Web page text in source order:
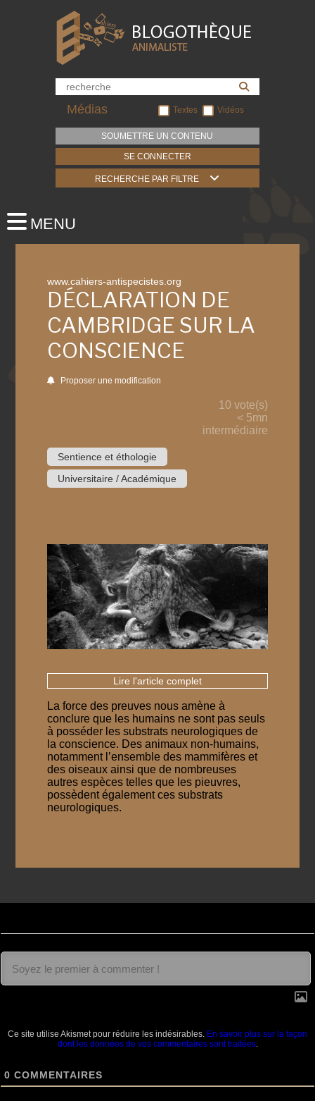
Médias Textes Vidéos
SOUMETTRE UN CONTENU
SE CONNECTER
RECHERCHE PAR FILTRE
www.cahiers-antispecistes.org
DÉCLARATION DE
CAMBRIDGE SUR LA
CONSCIENCE
Proposer une modification
10 vote(s)
< 5mn
intermédiaire
Sentience et éthologie
Universitaire / Académique
Lire l'article complet
La force des preuves nous amène à
conclure que les humains ne sont pas seuls
à posséder les substrats neurologiques de
la conscience. Des animaux non-humains,
notamment l’ensemble des mammifères et
des oiseaux ainsi que de nombreuses
autres espèces telles que les pieuvres,
possèdent également ces substrats
neurologiques.
Ce site utilise Akismet pour réduire les indésirables. En savoir plus sur la façon
dont les données de vos commentaires sont traitées.
0 COMMENTAIRES